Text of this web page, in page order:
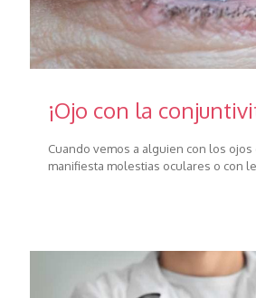
¡Ojo con la
Cuando vemos a alguien con los
manifiesta molestias oculares o con